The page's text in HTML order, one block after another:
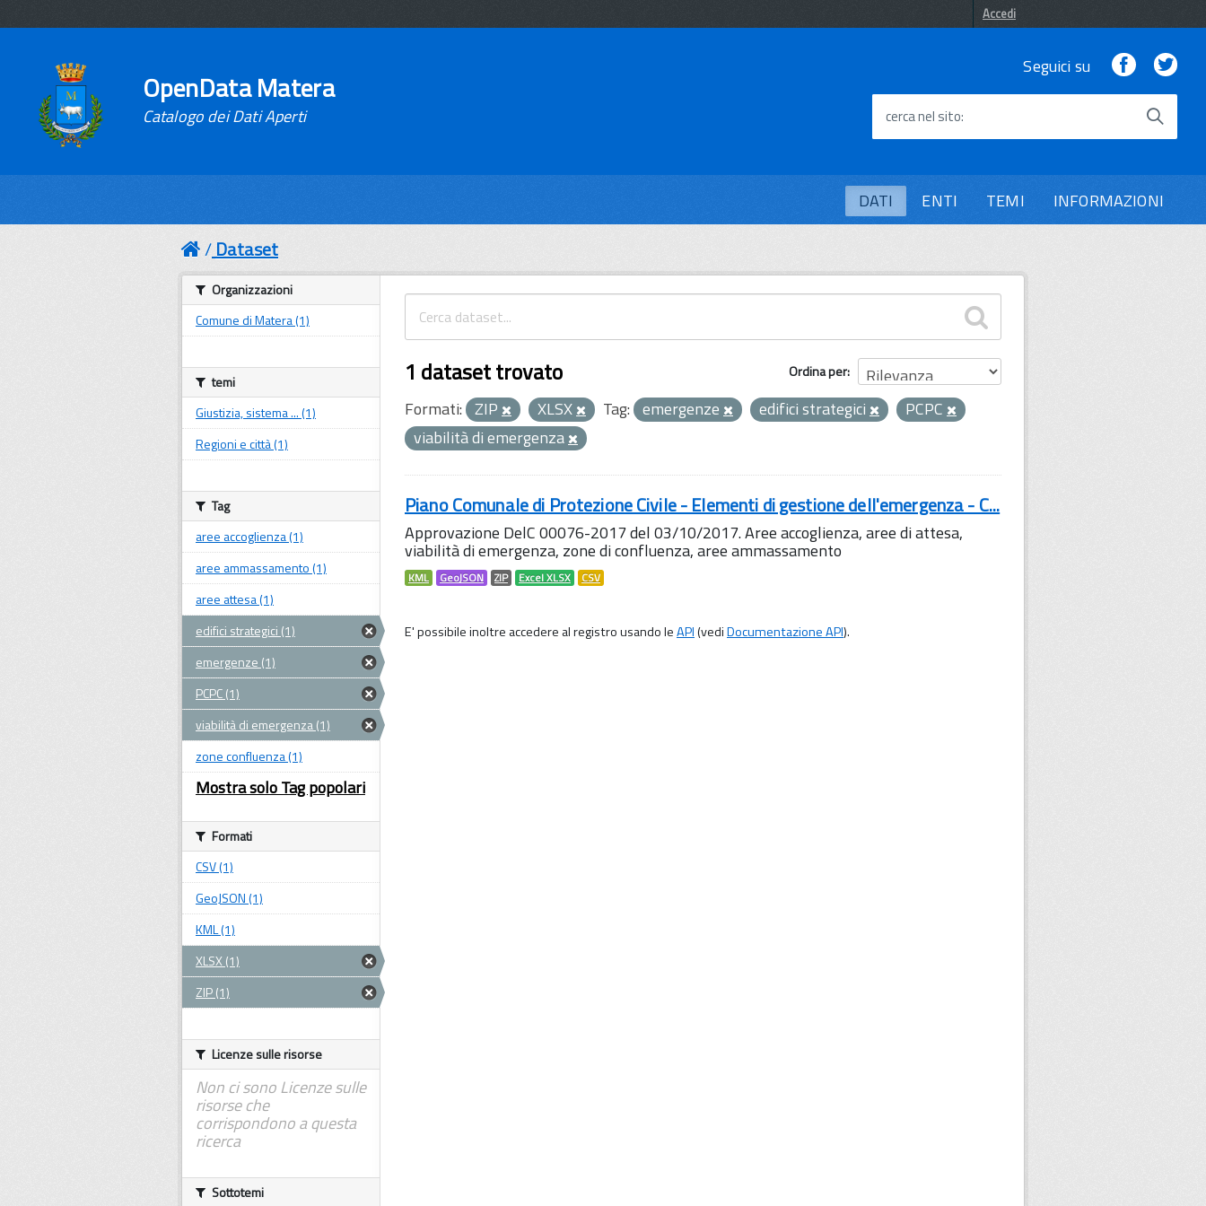
Accedi
OpenData Matera
Catalogo dei Dati Aperti
Seguici su Facebook
cerca nel sito
DATI ENTI TEMI INFORMAZIONI
Dataset
Ordina per
1 dataset trovato
Formati: ZIP XLSX Tag: emergenze edifici strategici
PCPC
viabilità di emergenza
Piano Comunale di Protezione Civile - Elementi di gestione dell'emergenza - C...
Approvazione DelC 00076-2017 del 03/10/2017. Aree accoglienza, aree di attesa,
viabilità di emergenza, zone di confluenza, aree ammassamento
KML GeoJSON ZIP Excel XLSX CSV
E' possibile inoltre accedere al registro usando leAPI(vediDocumentazione API).
Organizzazioni
Comune di Matera (1)
temi
Giustizia, sistema ... (1)
Regioni e città (1)
Tag
aree accoglienza (1)
aree ammassamento (1)
aree attesa (1)
edifici strategici (1)
emergenze (1)
PCPC (1)
viabilità di emergenza (1)
zone confluenza (1)
Mostra solo Tag popolari
Formati
CSV (1)
GeoJSON (1)
KML (1)
XLSX (1)
ZIP (1)
Licenze sulle risorse
Non ci sono Licenze sulle
risorse che
corrispondono a questa
ricerca
Sottotemi